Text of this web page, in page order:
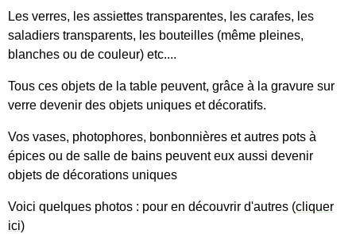
Les verres, les assiettes transparentes, les carafes, les
saladiers transparents, les bouteilles (même pleines,
blanches ou de couleur) etc....
Tous ces objets de la table peuvent, grâce à la gravure sur
verre devenir des objets uniques et décoratifs.
Vos vases, photophores, bonbonnières et autres pots à
épices ou de salle de bains peuvent eux aussi devenir
objets de décorations uniques
Voici quelques photos : pour en découvrir d'autres (cliquer
ici)